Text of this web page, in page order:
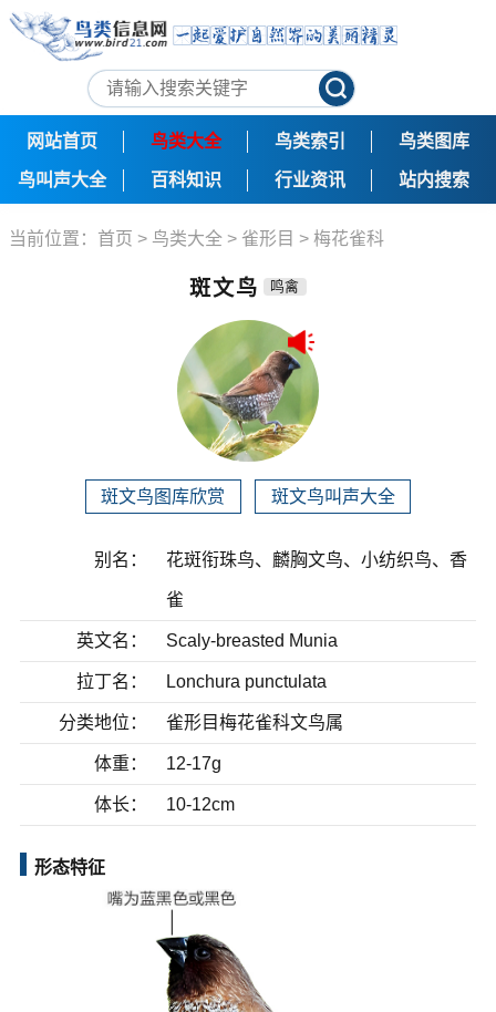
网站首页 鸟类大全 鸟类索引 鸟类图库
鸟叫声大全 百科知识 行业资讯 站内搜索
当前位置： 首页 > 鸟类大全 > 雀形目 > 梅花雀科
斑文鸟 鸣禽
斑文鸟图库欣赏 斑文鸟叫声大全
别名： 花斑衔珠鸟、麟胸文鸟、小纺织鸟、香
雀
英文名： Scaly-breasted Munia
拉丁名： Lonchura punctulata
分类地位： 雀形目梅花雀科文鸟属
体重： 12-17g
体长： 10-12cm
形态特征